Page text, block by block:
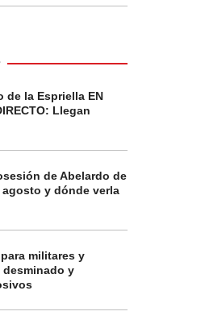
de la Espriella EN
Llegan
de Abelardo de
y dónde verla
militares y
y